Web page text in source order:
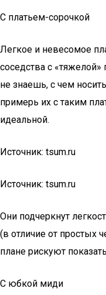
С платьем-сорочкой
Легкое и невесомое
соседства с
не знаешь, с чем
примерь их с таким
идеальной.
Источник: tsum.ru
Источник: tsum.ru
Они подчеркнут
(в отличие от простых
плане рискуют
С юбкой миди